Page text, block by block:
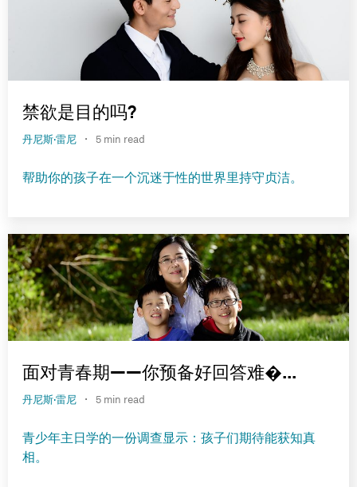
禁欲是目的吗?
丹尼斯·雷尼 · 5 min read
帮助你的孩子在一个沉迷于性的世界里持守贞洁。
面对青春期——你预备好回答难�...
丹尼斯·雷尼 · 5 min read
青少年主日学的一份调查显示：孩子们期待能获知真
相。